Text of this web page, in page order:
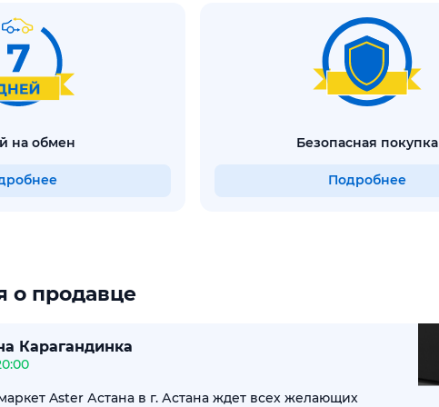
на обмен безопасная покупка
Подробнее
о продавце
Карагандинка
Aster Астана в г. Астана ждет всех желающих